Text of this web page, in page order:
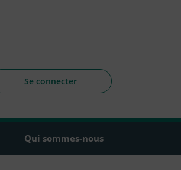
Se connecter
Qui sommes-nous